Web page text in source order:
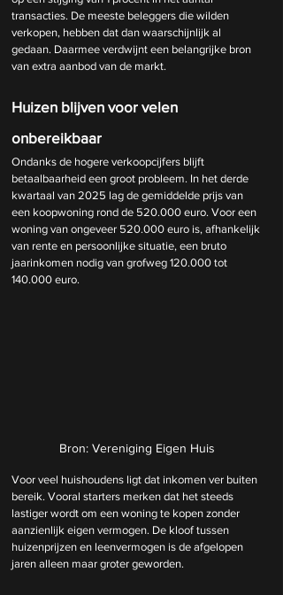
transacties. De meeste beleggers die wilden
verkopen, hebben dat dan waarschijnlijk al
gedaan. Daarmee verdwijnt een belangrijke bron
van extra aanbod van de markt.
Huizen blijven voor velen
onbereikbaar
Ondanks de hogere verkoopcijfers blijft
betaalbaarheid een groot probleem. In het derde
kwartaal van 2025 lag de gemiddelde prijs van
een koopwoning rond de 520.000 euro. Voor een
woning van ongeveer 520.000 euro is, afhankelijk
van rente en persoonlijke situatie, een bruto
jaarinkomen nodig van grofweg 120.000 tot
140.000 euro.
Bron: Vereniging Eigen Huis
Voor veel huishoudens ligt dat inkomen ver buiten
bereik. Vooral starters merken dat het steeds
lastiger wordt om een woning te kopen zonder
aanzienlijk eigen vermogen. De kloof tussen
huizenprijzen en leenvermogen is de afgelopen
jaren alleen maar groter geworden.